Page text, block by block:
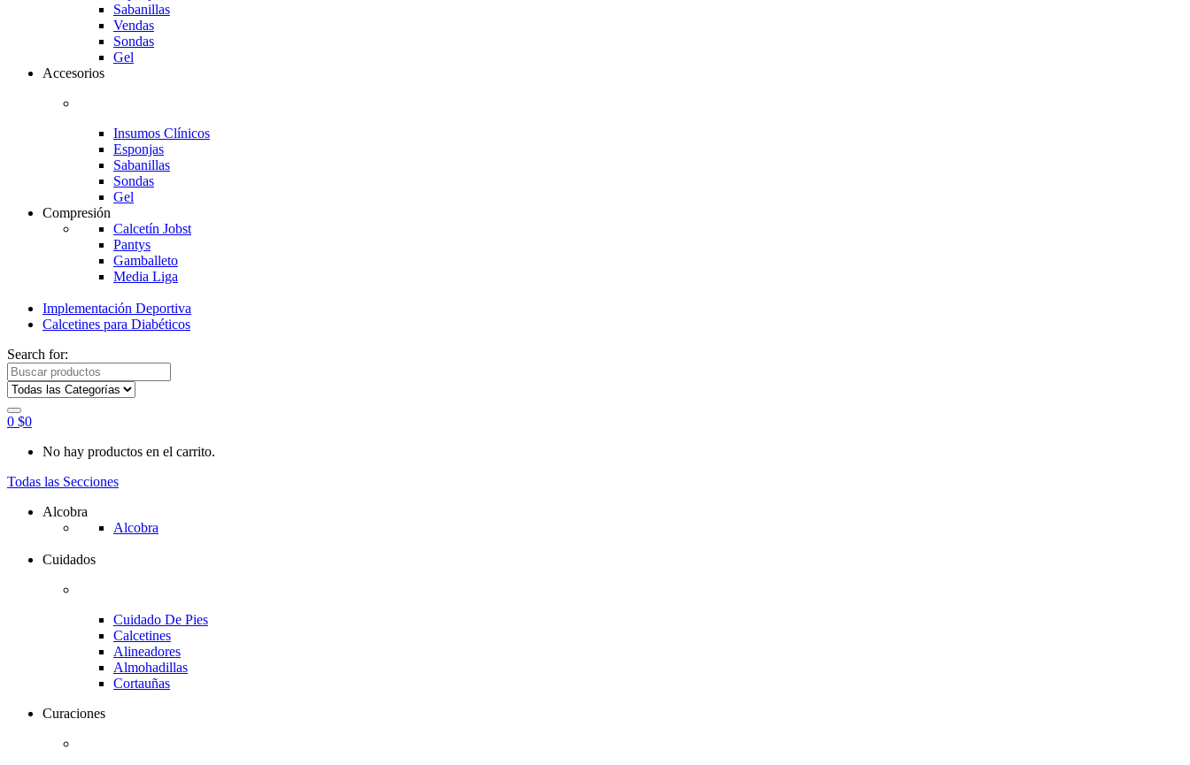
Sabanillas
Vendas
Sondas
Gel
Accesorios
Insumos Clínicos
Esponjas
Sabanillas
Sondas
Gel
Compresión
Calcetín Jobst
Pantys
Gamballeto
Media Liga
Implementación Deportiva
Calcetines para Diabéticos
Search for:
0 $0
No hay productos en el carrito.
Todas las Secciones
Alcobra
Alcobra
Cuidados
Cuidado De Pies
Calcetines
Alineadores
Almohadillas
Cortauñas
Curaciones